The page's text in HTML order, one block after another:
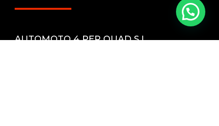
AUTOMOTO 4 PER QUAD S.L.